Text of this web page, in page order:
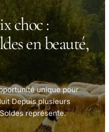
choc :
en beauté,
unique pour
Depuis plusieurs
représente.